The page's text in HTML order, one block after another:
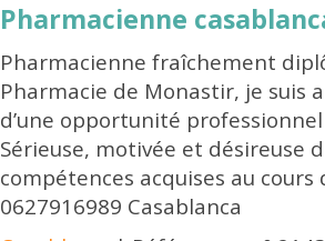
Pharmacienne
Pharmacienne fraîchement
Pharmacie de Monastir, je suis
d’une opportunité
Sérieuse, motivée et désireuse
compétences acquises au
0627916989 Casablanca